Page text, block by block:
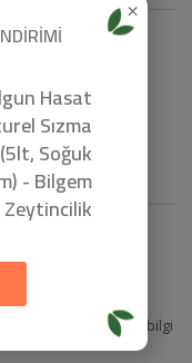
biraz koydum ve
raporları hakkında bilgi
×
Hasat
Sızma
Soğuk
- Bilgem
Zeytincilik